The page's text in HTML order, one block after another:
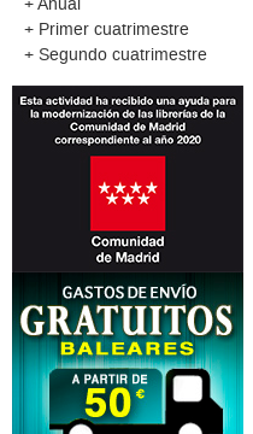
+ Anual
+ Primer cuatrimestre
+ Segundo cuatrimestre